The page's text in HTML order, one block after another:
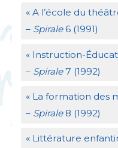
« A l’école du
– Spirale6 (1991)
« Instruction-
– Spirale7 (1992)
« La formation des
– Spirale8 (1992)
« Littérature